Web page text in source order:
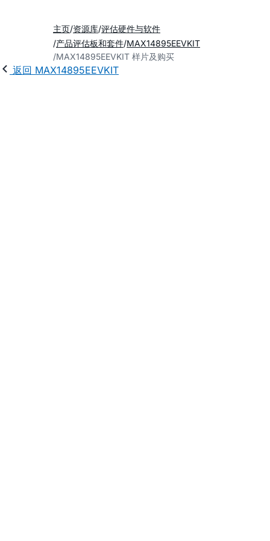
主页 资源库 评估硬件与软件
产品评估板和套件 MAX14895EEVKIT
MAX14895EEVKIT 样片及购买
返回 MAX14895EEVKIT